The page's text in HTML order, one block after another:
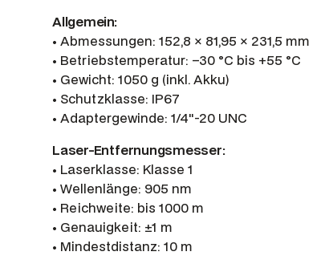
Allgemein:
• Abmessungen: 152,8 × 81,95 × 231,5 mm
• Betriebstemperatur: –30 °C bis +55 °C
• Gewicht: 1050 g (inkl. Akku)
• Schutzklasse: IP67
• Adaptergewinde: 1/4″-20 UNC
Laser-Entfernungsmesser:
• Laserklasse: Klasse 1
• Wellenlänge: 905 nm
• Reichweite: bis 1000 m
• Genauigkeit: ±1 m
• Mindestdistanz: 10 m